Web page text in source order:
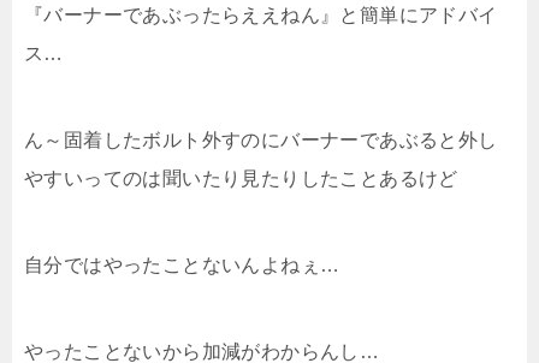
『バーナーであぶったらええねん』と簡単にアドバイ
ス…
ん～固着したボルト外すのにバーナーであぶると外し
やすいってのは聞いたり見たりしたことあるけど
自分ではやったことないんよねぇ…
やったことないから加減がわからんし…